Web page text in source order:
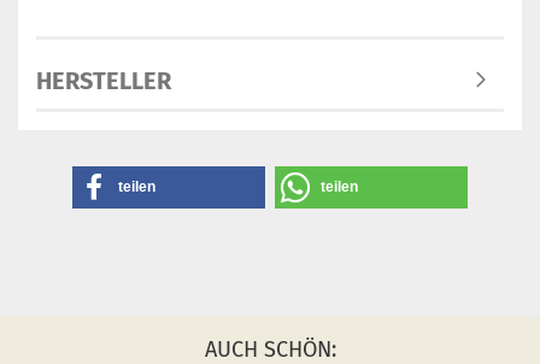
HERSTELLER
teilen teilen
AUCH SCHÖN: